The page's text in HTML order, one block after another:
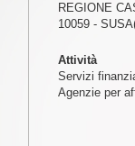
REGIONE
10059 -
Attività
Servizi
Agenzie per